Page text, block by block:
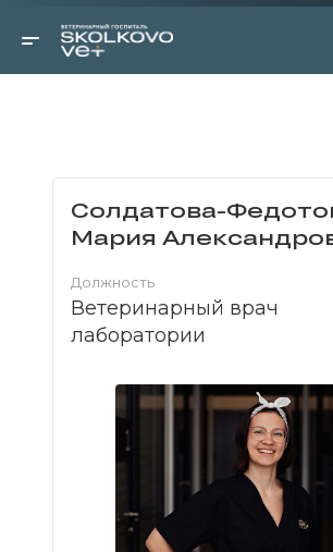
Солдатова-
Мария
Должность
Ветеринарный врач
лаборатории